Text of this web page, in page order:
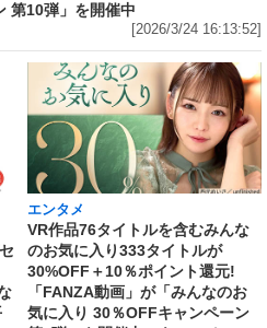
第10弾」を開催中
[2026/3/24 16:13:52]
エンタメ
VR作品76タイトルを含むみんな
のお気に入り333タイトルが
30%OFF＋10％ポイント還元!
「FANZA動画」が「みんなのお
気に入り 30％OFFキャンペーン